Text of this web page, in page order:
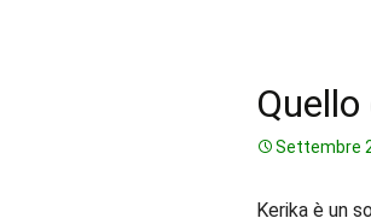
Settembre
Kerika è un